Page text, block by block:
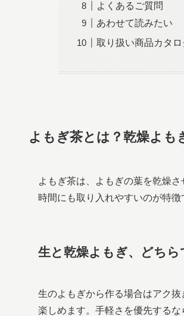
よくあるご質問
あわせて読みたい
取り扱い商品カタ
よもぎ茶とは？乾燥よも
よもぎ茶は、よもぎの葉を乾燥
時間にも取り入れやすいのが特
生と乾燥よもぎ、どちら
生のよもぎから作る場合はアク
楽しめます。手軽さを優先する